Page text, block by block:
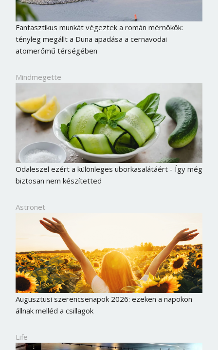
Fantasztikus munkát végeztek a román mérnökök:
tényleg megállt a Duna apadása a cernavodai
atomerőmű térségében
Mindmegette
Odaleszel ezért a különleges uborkasalátáért - Így még
biztosan nem készítetted
Astronet
Augusztusi szerencsenapok 2026: ezeken a napokon
állnak melléd a csillagok
Life